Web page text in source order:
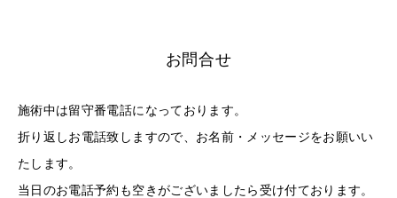
お問合せ
施術中は留守番電話になっております。
折り返しお電話致しますので、お名前・メッセージをお願いい
たします。
当日のお電話予約も空きがございましたら受け付ております。